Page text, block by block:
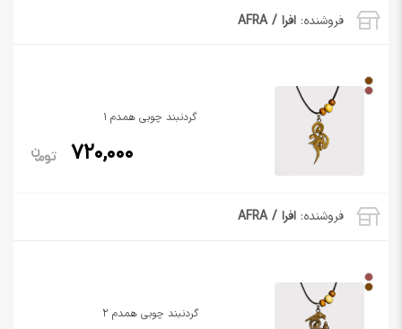
فروشنده: افرا / AFRA
فروشنده: افرا / AFRA
گردنبند چوبی همدم 1
720,000
گردنبند چوبی همدم 2